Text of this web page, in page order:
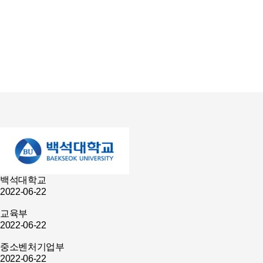
백석대학교
2022-06-22
교육부
2022-06-22
중소벤처기업부
2022-06-22